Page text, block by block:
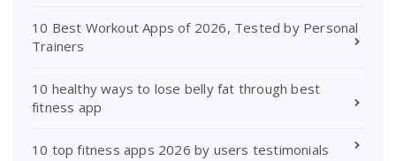
10 Best Workout Apps of 2026, Tested by Personal
Trainers
10 healthy ways to lose belly fat through best
fitness app
10 top fitness apps 2026 by users testimonials